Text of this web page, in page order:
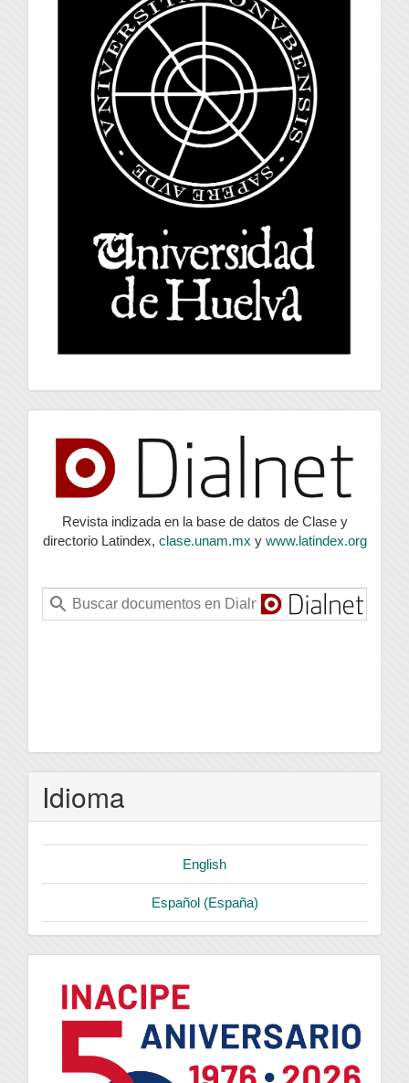
index
Revista indizada en la base de datos de Clase y
directorio Latindex, clase.unam.mx y www.latindex.org
Idioma
English
Español (España)
logo